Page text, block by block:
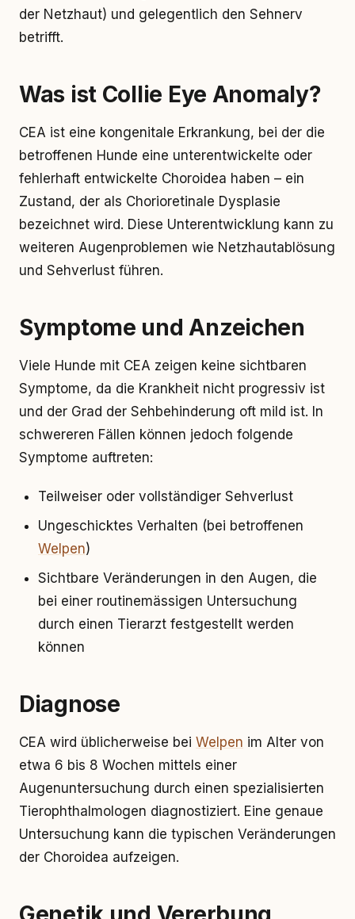
der Netzhaut) und gelegentlich den Sehnerv
betrifft.
Was ist Collie Eye Anomaly?
CEA ist eine kongenitale Erkrankung, bei der die
betroffenen Hunde eine unterentwickelte oder
fehlerhaft entwickelte Choroidea haben – ein
Zustand, der als Chorioretinale Dysplasie
bezeichnet wird. Diese Unterentwicklung kann zu
weiteren Augenproblemen wie Netzhautablösung
und Sehverlust führen.
Symptome und Anzeichen
Viele Hunde mit CEA zeigen keine sichtbaren
Symptome, da die Krankheit nicht progressiv ist
und der Grad der Sehbehinderung oft mild ist. In
schwereren Fällen können jedoch folgende
Symptome auftreten:
Teilweiser oder vollständiger Sehverlust
Ungeschicktes Verhalten (bei betroffenen
Welpen)
Sichtbare Veränderungen in den Augen, die
bei einer routinemässigen Untersuchung
durch einen Tierarzt festgestellt werden
können
Diagnose
CEA wird üblicherweise bei Welpen im Alter von
etwa 6 bis 8 Wochen mittels einer
Augenuntersuchung durch einen spezialisierten
Tierophthalmologen diagnostiziert. Eine genaue
Untersuchung kann die typischen Veränderungen
der Choroidea aufzeigen.